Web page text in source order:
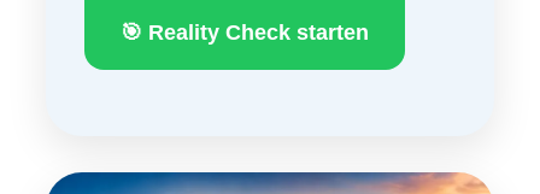
🎯 Reality Check starten